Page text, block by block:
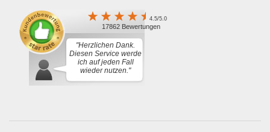
4.5/5.0
17862 Bewertungen
"Herzlichen Dank.
Diesen Service werde
ich auf jeden Fall
wieder nutzen."